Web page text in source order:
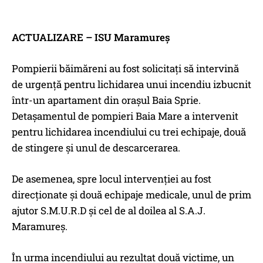
ACTUALIZARE – ISU Maramureș
Pompierii băimăreni au fost solicitați să intervină
de urgență pentru lichidarea unui incendiu izbucnit
într-un apartament din orașul Baia Sprie.
Detașamentul de pompieri Baia Mare a intervenit
pentru lichidarea incendiului cu trei echipaje, două
de stingere și unul de descarcerarea.
De asemenea, spre locul intervenției au fost
direcționate și două echipaje medicale, unul de prim
ajutor S.M.U.R.D și cel de al doilea al S.A.J.
Maramureș.
În urma incendiului au rezultat două victime, un